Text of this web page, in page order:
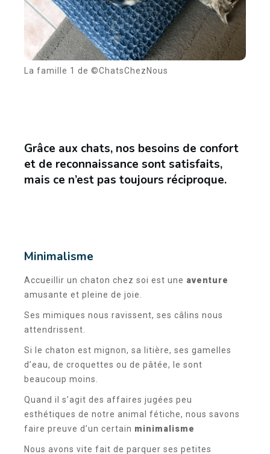
La famille 1 de ©ChatsChezNous
Grâce aux chats, nos besoins de confort
et de reconnaissance sont satisfaits,
mais ce n’est pas toujours réciproque.
Minimalisme
Accueillir un chaton chez soi est une aventure
amusante et pleine de joie.
Ses mimiques nous ravissent, ses câlins nous
attendrissent.
Si le chaton est mignon, sa litière, ses gamelles
d’eau, de croquettes ou de pâtée, le sont
beaucoup moins.
Quand il s’agit des affaires jugées peu
esthétiques de notre animal fétiche, nous savons
faire preuve d’un certain minimalisme
Nous avons vite fait de parquer ses petites